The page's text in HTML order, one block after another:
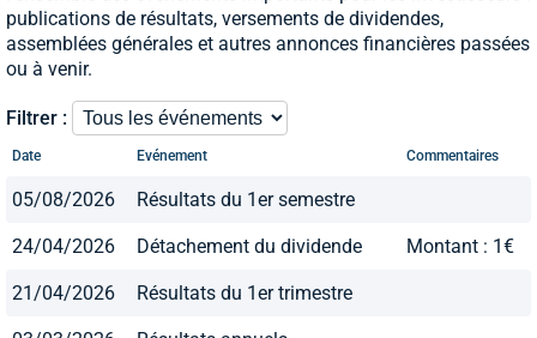
publications de résultats, versements de dividendes,
assemblées générales et autres annonces financières passées
ou à venir.
Filtrer :
Date Evénement Commentaires
05/08/2026 Résultats du 1er semestre
24/04/2026 Détachement du dividende Montant : 1€
21/04/2026 Résultats du 1er trimestre